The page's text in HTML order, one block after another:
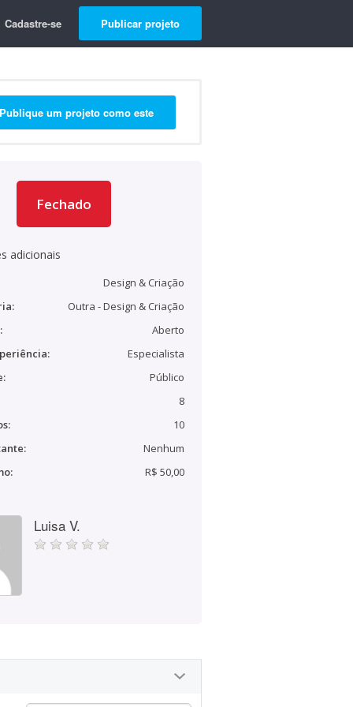
Cadastre-se Publicar projeto
Publique um projeto como este
Fechado
adicionais
Design & Criação
Outra - Design & Criação
Aberto
Especialista
Público
8
10
Nenhum
R$ 50,00
Luisa V.